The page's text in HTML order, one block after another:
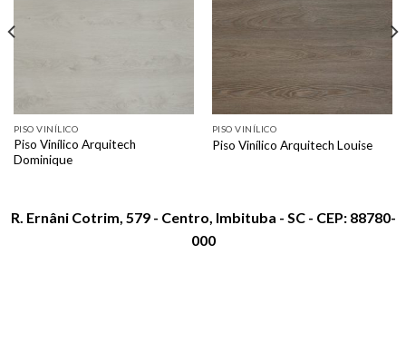
PISO VINÍLICO
Piso Vinílico Arquitech
Dominique
PISO VINÍLICO
Piso Vinílico Arquitech Louise
R. Ernâni Cotrim, 579 - Centro, Imbituba - SC - CEP: 88780-
000